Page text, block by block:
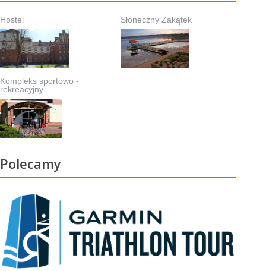
Hostel Słoneczny Zakątek
Kompleks sportowo -
rekreacyjny
Polecamy